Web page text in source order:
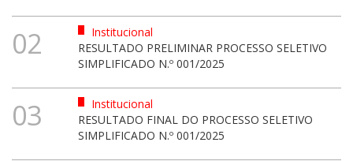
02
Institucional
RESULTADO PRELIMINAR PROCESSO SELETIVO
SIMPLIFICADO N.º 001/2025
03
Institucional
RESULTADO FINAL DO PROCESSO SELETIVO
SIMPLIFICADO N.º 001/2025